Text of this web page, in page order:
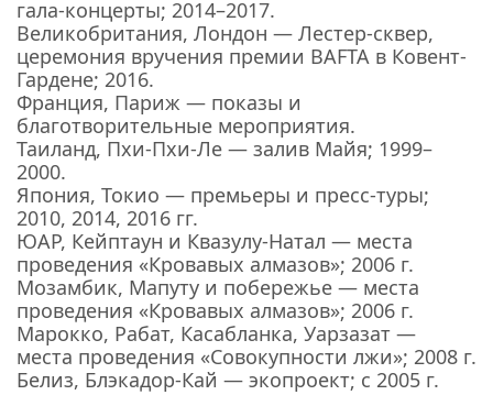
гала-концерты; 2014–2017.
Великобритания, Лондон — Лестер-сквер,
церемония вручения премии BAFTA в Ковент-
Гардене; 2016.
Франция, Париж — показы и
благотворительные мероприятия.
Таиланд, Пхи-Пхи-Ле — залив Майя; 1999–
2000.
Япония, Токио — премьеры и пресс-туры;
2010, 2014, 2016 гг.
ЮАР, Кейптаун и Квазулу-Натал — места
проведения «Кровавых алмазов»; 2006 г.
Мозамбик, Мапуту и ​​побережье — места
проведения «Кровавых алмазов»; 2006 г.
Марокко, Рабат, Касабланка, Уарзазат —
места проведения «Совокупности лжи»; 2008 г.
Белиз, Блэкадор-Кай — экопроект; с 2005 г.